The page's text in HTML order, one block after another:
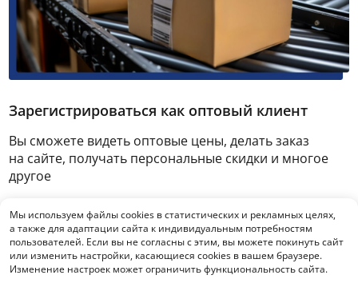
Зарегистрироваться как оптовый клиент
Вы сможете видеть оптовые цены, делать заказ
на сайте, получать персональные скидки и многое
другое
Зарегистрироваться
Мы используем файлы cookies в статистических и рекламных целях,
а также для адаптации сайта к индивидуальным потребностям
пользователей. Если вы не согласны с этим, вы можете покинуть сайт
или изменить настройки, касающиеся cookies в вашем браузере.
Изменение настроек может ограничить функциональность сайта.